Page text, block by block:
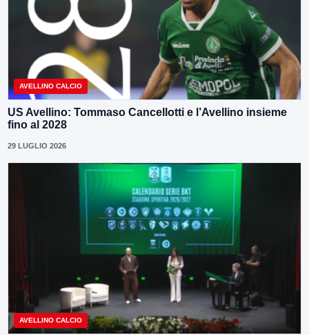
AVELLINO CALCIO
US Avellino: Tommaso Cancellotti e l’Avellino insieme
fino al 2028
29 LUGLIO 2026
AVELLINO CALCIO